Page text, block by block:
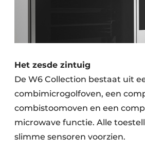
Het zesde zintuig
De W6 Collection bestaat uit
combimicrogolfoven, een
combistoomoven en een
microwave functie. Alle
slimme sensoren voorzien.